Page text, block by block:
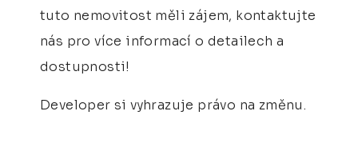
tuto nemovitost měli zájem, kontaktujte
nás pro více informací o detailech a
dostupnosti!
Developer si vyhrazuje právo na změnu.